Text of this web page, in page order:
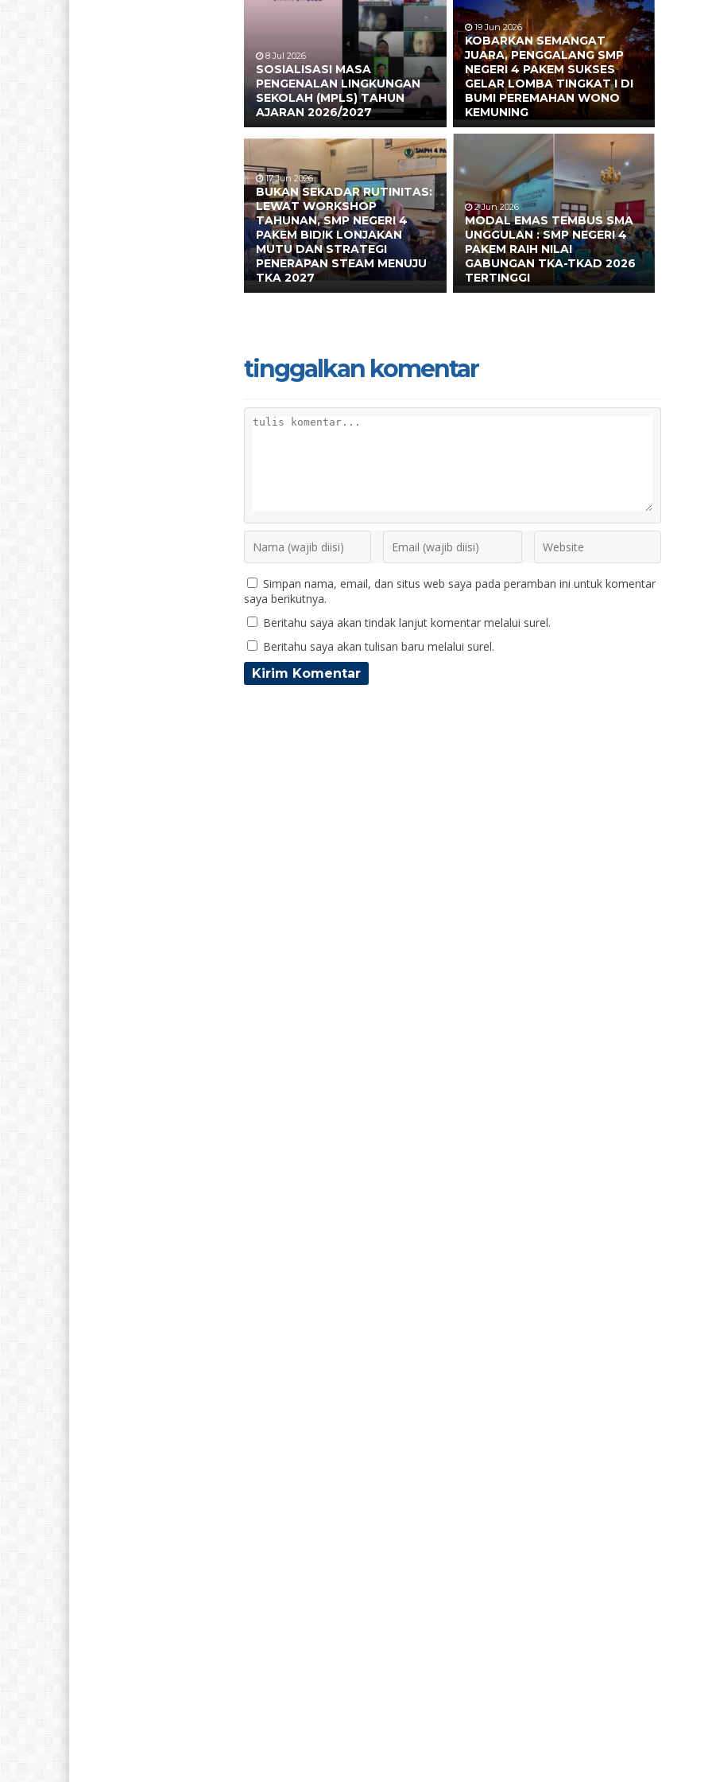
8 Jul 2026
SOSIALISASI MASA
PENGENALAN LINGKUNGAN
SEKOLAH (MPLS) TAHUN
AJARAN 2026/2027
19 Jun 2026
KOBARKAN SEMANGAT
JUARA, PENGGALANG SMP
NEGERI 4 PAKEM SUKSES
GELAR LOMBA TINGKAT I DI
BUMI PEREMAHAN WONO
KEMUNING
17 Jun 2026
BUKAN SEKADAR RUTINITAS:
LEWAT WORKSHOP
TAHUNAN, SMP NEGERI 4
PAKEM BIDIK LONJAKAN
MUTU DAN STRATEGI
PENERAPAN STEAM MENUJU
TKA 2027
2 Jun 2026
MODAL EMAS TEMBUS SMA
UNGGULAN : SMP NEGERI 4
PAKEM RAIH NILAI
GABUNGAN TKA-TKAD 2026
TERTINGGI
tinggalkan komentar
Simpan nama, email, dan situs web saya pada peramban ini untuk komentar
saya berikutnya.
Beritahu saya akan tindak lanjut komentar melalui surel.
Beritahu saya akan tulisan baru melalui surel.